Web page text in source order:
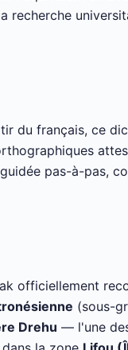
recherche
du français, ce
pas-à-pas,
officiellement
(sous-
Drehu — l'une